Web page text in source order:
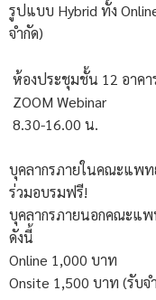
รูปแบบ Hybrid ทั้ง
จำกัด)
ห้องประชุมชั้น 12 อาคา
ZOOM Webinar
8.30-16.00 น.
บุคลากรภายในคณะแพท
ร่วมอบรมฟรี!
บุคลากรภายนอกคณะแพ
ดังนี้
Online 1,000 บาท
Onsite 1,500 บาท (รับจ